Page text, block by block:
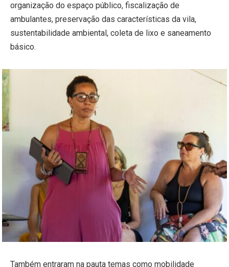
organização do espaço público, fiscalização de
ambulantes, preservação das características da vila,
sustentabilidade ambiental, coleta de lixo e saneamento
básico.
Também entraram na pauta temas como mobilidade